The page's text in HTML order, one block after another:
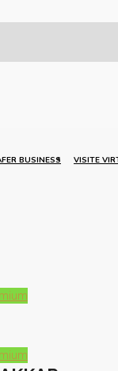
BUSINESS VISITE